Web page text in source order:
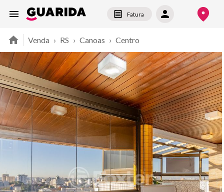
Fatura
Venda › RS › Canoas › Centro